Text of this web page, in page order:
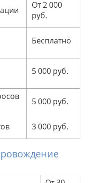
От 2 000
руб.
Бесплатно
5 000 руб.
5 000 руб.
3 000 руб.